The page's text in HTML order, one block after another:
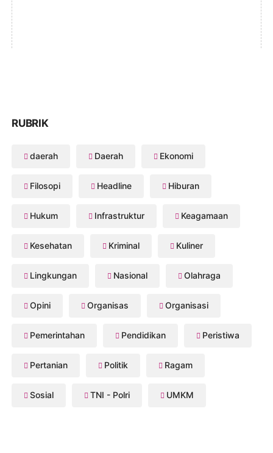
RUBRIK
daerah Daerah Ekonomi
Filosopi Headline Hiburan
Hukum Infrastruktur Keagamaan
Kesehatan Kriminal Kuliner
Lingkungan Nasional Olahraga
Opini Organisas Organisasi
Pemerintahan Pendidikan Peristiwa
Pertanian Politik Ragam
Sosial TNI - Polri UMKM